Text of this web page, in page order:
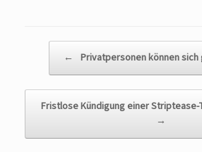
← Privatpersonen können
Fristlose Kündigung einer
→